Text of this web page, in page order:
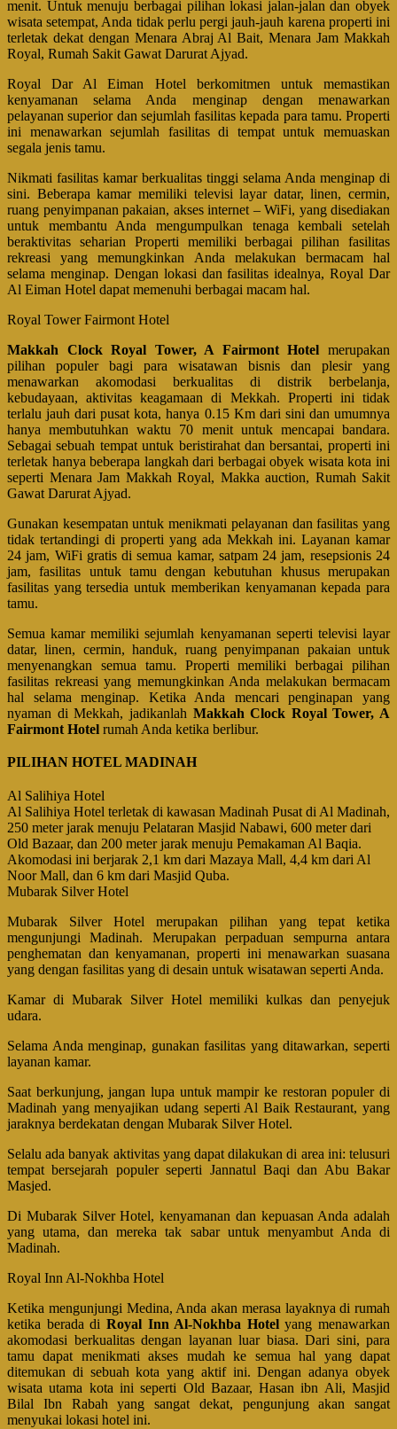
menit. Untuk menuju berbagai pilihan lokasi jalan-jalan dan obyek
wisata setempat, Anda tidak perlu pergi jauh-jauh karena properti ini
terletak dekat dengan Menara Abraj Al Bait, Menara Jam Makkah
Royal, Rumah Sakit Gawat Darurat Ajyad.
Royal Dar Al Eiman Hotel berkomitmen untuk memastikan
kenyamanan selama Anda menginap dengan menawarkan
pelayanan superior dan sejumlah fasilitas kepada para tamu. Properti
ini menawarkan sejumlah fasilitas di tempat untuk memuaskan
segala jenis tamu.
Nikmati fasilitas kamar berkualitas tinggi selama Anda menginap di
sini. Beberapa kamar memiliki televisi layar datar, linen, cermin,
ruang penyimpanan pakaian, akses internet – WiFi, yang disediakan
untuk membantu Anda mengumpulkan tenaga kembali setelah
beraktivitas seharian Properti memiliki berbagai pilihan fasilitas
rekreasi yang memungkinkan Anda melakukan bermacam hal
selama menginap. Dengan lokasi dan fasilitas idealnya, Royal Dar
Al Eiman Hotel dapat memenuhi berbagai macam hal.
Royal Tower Fairmont Hotel
Makkah Clock Royal Tower, A Fairmont Hotel merupakan
pilihan populer bagi para wisatawan bisnis dan plesir yang
menawarkan akomodasi berkualitas di distrik berbelanja,
kebudayaan, aktivitas keagamaan di Mekkah. Properti ini tidak
terlalu jauh dari pusat kota, hanya 0.15 Km dari sini dan umumnya
hanya membutuhkan waktu 70 menit untuk mencapai bandara.
Sebagai sebuah tempat untuk beristirahat dan bersantai, properti ini
terletak hanya beberapa langkah dari berbagai obyek wisata kota ini
seperti Menara Jam Makkah Royal, Makka auction, Rumah Sakit
Gawat Darurat Ajyad.
Gunakan kesempatan untuk menikmati pelayanan dan fasilitas yang
tidak tertandingi di properti yang ada Mekkah ini. Layanan kamar
24 jam, WiFi gratis di semua kamar, satpam 24 jam, resepsionis 24
jam, fasilitas untuk tamu dengan kebutuhan khusus merupakan
fasilitas yang tersedia untuk memberikan kenyamanan kepada para
tamu.
Semua kamar memiliki sejumlah kenyamanan seperti televisi layar
datar, linen, cermin, handuk, ruang penyimpanan pakaian untuk
menyenangkan semua tamu. Properti memiliki berbagai pilihan
fasilitas rekreasi yang memungkinkan Anda melakukan bermacam
hal selama menginap. Ketika Anda mencari penginapan yang
nyaman di Mekkah, jadikanlah Makkah Clock Royal Tower, A
Fairmont Hotel rumah Anda ketika berlibur.
PILIHAN HOTEL MADINAH
Al Salihiya Hotel
Al Salihiya Hotel terletak di kawasan Madinah Pusat di Al Madinah,
250 meter jarak menuju Pelataran Masjid Nabawi, 600 meter dari
Old Bazaar, dan 200 meter jarak menuju Pemakaman Al Baqia.
Akomodasi ini berjarak 2,1 km dari Mazaya Mall, 4,4 km dari Al
Noor Mall, dan 6 km dari Masjid Quba.
Mubarak Silver Hotel
Mubarak Silver Hotel merupakan pilihan yang tepat ketika
mengunjungi Madinah. Merupakan perpaduan sempurna antara
penghematan dan kenyamanan, properti ini menawarkan suasana
yang dengan fasilitas yang di desain untuk wisatawan seperti Anda.
Kamar di Mubarak Silver Hotel memiliki kulkas dan penyejuk
udara.
Selama Anda menginap, gunakan fasilitas yang ditawarkan, seperti
layanan kamar.
Saat berkunjung, jangan lupa untuk mampir ke restoran populer di
Madinah yang menyajikan udang seperti Al Baik Restaurant, yang
jaraknya berdekatan dengan Mubarak Silver Hotel.
Selalu ada banyak aktivitas yang dapat dilakukan di area ini: telusuri
tempat bersejarah populer seperti Jannatul Baqi dan Abu Bakar
Masjed.
Di Mubarak Silver Hotel, kenyamanan dan kepuasan Anda adalah
yang utama, dan mereka tak sabar untuk menyambut Anda di
Madinah.
Royal Inn Al-Nokhba Hotel
Ketika mengunjungi Medina, Anda akan merasa layaknya di rumah
ketika berada di Royal Inn Al-Nokhba Hotelyang menawarkan
akomodasi berkualitas dengan layanan luar biasa. Dari sini, para
tamu dapat menikmati akses mudah ke semua hal yang dapat
ditemukan di sebuah kota yang aktif ini. Dengan adanya obyek
wisata utama kota ini seperti Old Bazaar, Hasan ibn Ali, Masjid
Bilal Ibn Rabah yang sangat dekat, pengunjung akan sangat
menyukai lokasi hotel ini.